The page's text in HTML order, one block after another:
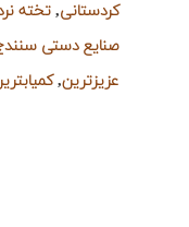
کردستانی, تخته
صنایع دستی
عزیزترین,